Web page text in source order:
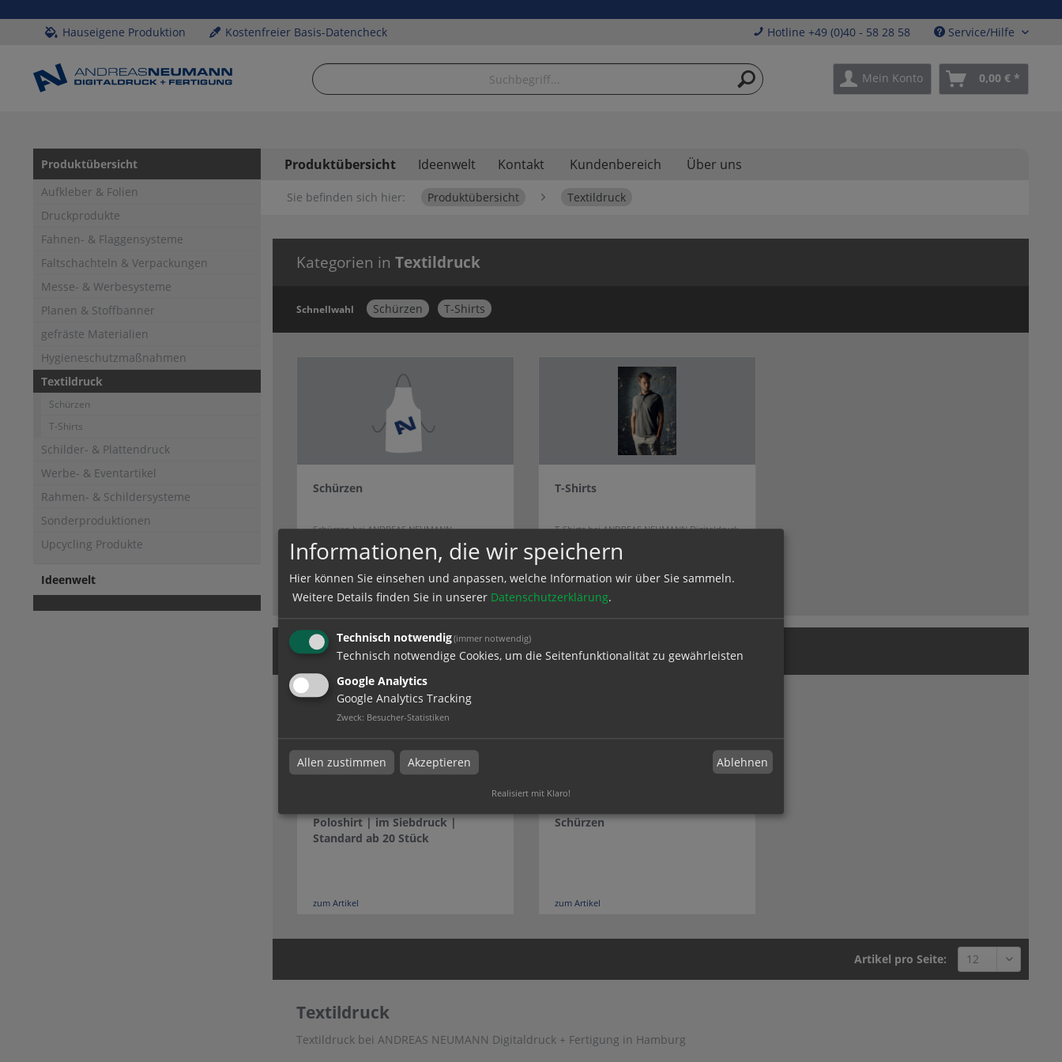
Hauseigene Produktion Kostenfreier Basis-Datencheck Hotline +49 (0)40 - 58 28 58 Service/Hilfe
Mein Konto 0,00 € *
Produktübersicht
Aufkleber & Folien
Druckprodukte
Fahnen- & Flaggensysteme
Faltschachteln & Verpackungen
Messe- & Werbesysteme
Planen & Stoffbanner
gefräste Materialien
Hygieneschutzmaßnahmen
Textildruck
Schürzen
T-Shirts
Schilder- & Plattendruck
Werbe- & Eventartikel
Rahmen- & Schildersysteme
Sonderproduktionen
Upcycling Produkte
Ideenwelt
Produktübersicht Ideenwelt Kontakt Kundenbereich Über uns
Sie befinden sich hier: Produktübersicht Textildruck
Kategorien in Textildruck
Schnellwahl Schürzen T-Shirts
Schürzen
Schürzen bei ANDREAS NEUMANN
Digitaldruck + Fertigung in Hamburg
T-Shirts
T-Shirts bei ANDREAS NEUMANN Digitaldruck
+ Fertigung in Hamburg
Produkte inTextildruck
Poloshirt | im Siebdruck |
Standard ab 20 Stück
zum Artikel
Schürzen
zum Artikel
Artikel pro Seite:
Textildruck
Textildruck bei ANDREAS NEUMANN Digitaldruck + Fertigung in Hamburg
Informationen, die wir speichern
Hier können Sie einsehen und anpassen, welche Information wir über Sie sammeln.
Weitere Details finden Sie in unserer Datenschutzerklärung.
Technisch notwendig(immer notwendig)
Technisch notwendige Cookies, um die Seitenfunktionalität zu gewährleisten
Google Analytics
Google Analytics Tracking
Zweck: Besucher-Statistiken
Allen zustimmen Akzeptieren Ablehnen
Realisiert mit Klaro!